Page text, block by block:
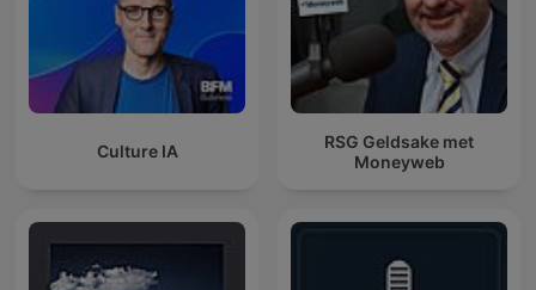
Culture IA
RSG Geldsake met
Moneyweb